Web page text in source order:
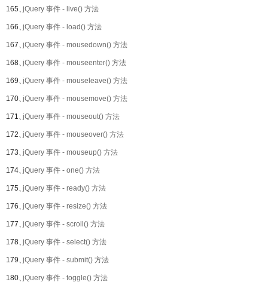
165、jQuery 事件 - live() 方法
166、jQuery 事件 - load() 方法
167、jQuery 事件 - mousedown() 方法
168、jQuery 事件 - mouseenter() 方法
169、jQuery 事件 - mouseleave() 方法
170、jQuery 事件 - mousemove() 方法
171、jQuery 事件 - mouseout() 方法
172、jQuery 事件 - mouseover() 方法
173、jQuery 事件 - mouseup() 方法
174、jQuery 事件 - one() 方法
175、jQuery 事件 - ready() 方法
176、jQuery 事件 - resize() 方法
177、jQuery 事件 - scroll() 方法
178、jQuery 事件 - select() 方法
179、jQuery 事件 - submit() 方法
180、jQuery 事件 - toggle() 方法